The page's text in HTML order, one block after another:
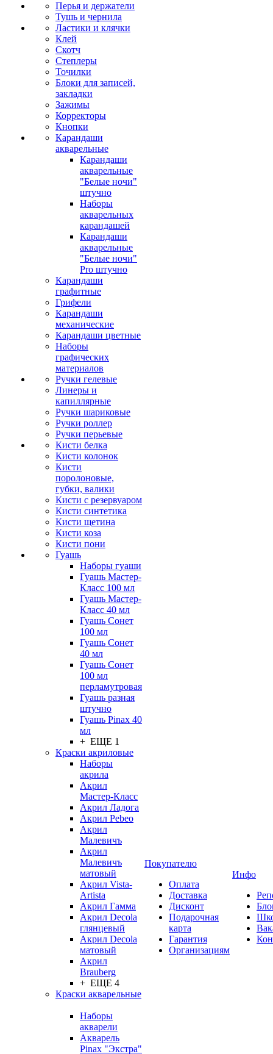
Перья и держатели
Тушь и чернила
Ластики и клячки
Клей
Скотч
Степлеры
Точилки
Блоки для записей,
закладки
Зажимы
Корректоры
Кнопки
Карандаши
акварельные
Карандаши
акварельные
"Белые ночи"
штучно
Наборы
акварельных
карандашей
Карандаши
акварельные
"Белые ночи"
Pro штучно
Карандаши
графитные
Грифели
Карандаши
механические
Карандаши цветные
Наборы
графических
материалов
Ручки гелевые
Линеры и
капиллярные
Ручки шариковые
Ручки роллер
Ручки перьевые
Кисти белка
Кисти колонок
Кисти
поролоновые,
губки, валики
Кисти с резервуаром
Кисти синтетика
Кисти щетина
Кисти коза
Кисти пони
Гуашь
Наборы гуаши
Гуашь Мастер-
Класс 100 мл
Гуашь Мастер-
Класс 40 мл
Гуашь Сонет
100 мл
Гуашь Сонет
40 мл
Гуашь Сонет
100 мл
перламутровая
Гуашь разная
штучно
Гуашь Pinax 40
мл
+ ЕЩЕ 1
Краски акриловые
Наборы
акрила
Акрил
Мастер-Класс
Акрил Ладога
Акрил Pebeo
Акрил
Малевичъ
Акрил
Малевичъ
матовый
Акрил Vista-
Artista
Акрил Гамма
Акрил Decola
глянцевый
Акрил Decola
матовый
Акрил
Brauberg
+ ЕЩЕ 4
Краски акварельные
Наборы
акварели
Акварель
Pinax "Экстра"
Покупателю
Оплата
Доставка
Дисконт
Подарочная
карта
Гарантия
Организациям
Инфо